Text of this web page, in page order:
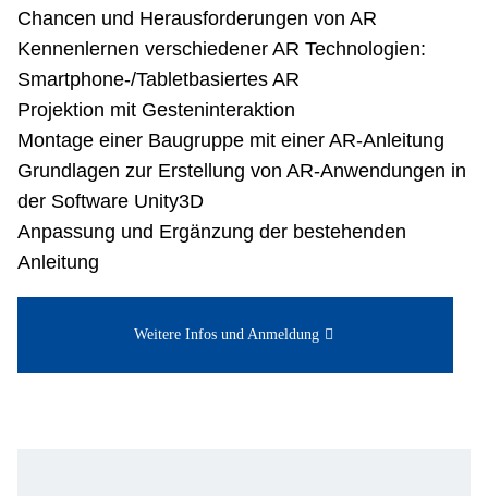
Chancen und Herausforderungen von AR
Kennenlernen verschiedener AR Technologien:
Smartphone-/Tabletbasiertes AR
Projektion mit Gesteninteraktion
Montage einer Baugruppe mit einer AR-Anleitung
Grundlagen zur Erstellung von AR-Anwendungen in
der Software Unity3D
Anpassung und Ergänzung der bestehenden
Anleitung
Weitere Infos und Anmeldung